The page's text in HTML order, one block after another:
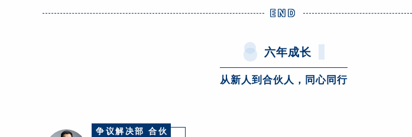
END
六年成长
从新人到合伙人，同心同行
争议解决部 合伙